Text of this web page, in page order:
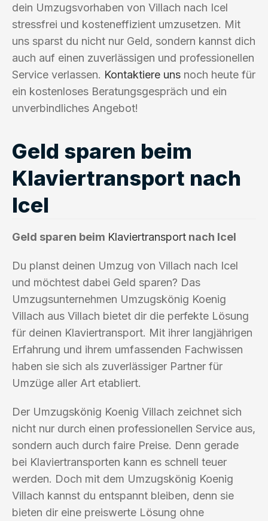
dein Umzugsvorhaben von Villach nach Icel
stressfrei und kosteneffizient umzusetzen. Mit
uns sparst du nicht nur Geld, sondern kannst dich
auch auf einen zuverlässigen und professionellen
Service verlassen. Kontaktiere uns noch heute für
ein kostenloses Beratungsgespräch und ein
unverbindliches Angebot!
Geld sparen beim
Klaviertransport nach
Icel
Geld sparen beim Klaviertransport nach Icel
Du planst deinen Umzug von Villach nach Icel
und möchtest dabei Geld sparen? Das
Umzugsunternehmen Umzugskönig Koenig
Villach aus Villach bietet dir die perfekte Lösung
für deinen Klaviertransport. Mit ihrer langjährigen
Erfahrung und ihrem umfassenden Fachwissen
haben sie sich als zuverlässiger Partner für
Umzüge aller Art etabliert.
Der Umzugskönig Koenig Villach zeichnet sich
nicht nur durch einen professionellen Service aus,
sondern auch durch faire Preise. Denn gerade
bei Klaviertransporten kann es schnell teuer
werden. Doch mit dem Umzugskönig Koenig
Villach kannst du entspannt bleiben, denn sie
bieten dir eine preiswerte Lösung ohne